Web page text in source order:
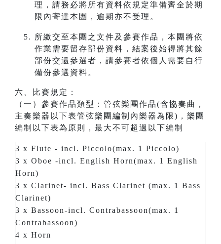
理，請務必將所有資料依規定準備齊全於期
限內寄達本團，逾期亦不受理。
所繳交至本團之文件及參賽作品，本團將依
作業需要留存部份資料，結案後始得將其餘
部份交還參選者，請參賽者依個人需要自行
備份參選資料。
六、比賽規定：
（一）參賽作品類型：管弦樂團作品(含協奏曲，
主奏樂器以下表管弦樂團編制內樂器為限)，樂團
編制以下表為原則，最大不可超過以下編制
3 x Flute - incl. Piccolo(max. 1 Piccolo)
3 x Oboe -incl. English Horn(max. 1 English
Horn)
3 x Clarinet- incl. Bass Clarinet (max. 1 Bass
Clarinet)
3 x Bassoon-incl. Contrabassoon(max. 1
Contrabassoon)
4 x Horn